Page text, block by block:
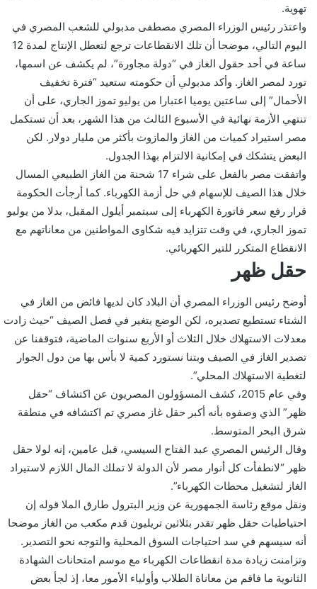
تهوية.
واعتذر رئيس الوزراء المصري مصطفى مدبولي للشعب المصري في
اليوم التالي، موضحا أن تلك الانقطاعات ترجع لتعطل الإنتاج لمدة 12
ساعة في أحد حقول الغاز في “دولة مجاورة”، لم يكشف عن اسمها،
تورد لمصر الغاز. وأكد مدبولي أن حكومته ستعيد “فترة تخفيف
الأحمال” إلى ساعتين يوميا اعتبارا من يوليو تموز الجاري، على أن
تنتهي الأزمة نهائية في الأسبوع الثالث من هذا الشهر، بعد أن تستكمل
مصر استيراد كميات من الغاز والمازوت بأكثر من مليار دولار. لكن
البعض يتشكك في إمكانية الالتزام بهذا الجدول.
واتفقت مصر بالفعل على شراء 17 شحنة من الغاز الطبيعي المسال
خلال هذا الصيف للإسهام في حل أزمة الكهرباء. كما أرجأت الحكومة
قرار رفع سعر فاتورة الكهرباء إلى سبتمبر أيلول المقبل، بدلا من يوليو
تموز الجاري، في وقت تتزايد فيه شكاوى المواطنين من معاناتهم مع
الانقطاع المتكرر للتير الكهربائي.
حقل ظهر
أوضح رئيس الوزراء المصري أن البلاد كان لديها فائض من الغاز في
الشتاء تستطيع تصديره، لكن الوضع يتغير في فصل الصيف “حيث زادت
معدلات الاستهلاك خلال الثلاث أو الأربع سنوات الماضية، فتوقفنا عن
تصدير الغاز في الصيف وبتنا نستورد كمية لا بأس بها من دول الجوار
لتغطية الاستهلاك المحلي”.
وفي عام 2015، كشف المسؤولون المصريون عن اكتشاف “حقل
ظهر” الذي وصفوه بأنه أكبر حقل غاز مصري تم اكتشافه في منطقة
شرق البحر المتوسط.
وقال الرئيس المصري عبد الفتاح السيسي، قبل عامين، إنه لولا حقل
ظهر “لانطفأت كل أنوار مصر لأن الدولة لا تملك المال اللازم لاستيراد
الغاز لتشغيل محطات الكهرباء”.
ونقل موقع رئاسة الجمهورية عن وزير البترول طارق الملا قوله إن
احتياطيات حقل ظهر تقدر بثلاثين تريليون قدم مكعب من الغاز موضحا
أنه سيسهم في سد احتياجات السوق المحلية والتوجه نحو التصدير.
وتزامنت زيادة مدة انقطاعات الكهرباء مع موسم امتحانات الشهادة
الثانوية ما فاقم من معاناة الطلاب وأولياء الأمور معا، إذ لجأ بعض